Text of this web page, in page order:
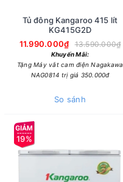
Tủ đông Kangaroo 415 lít
KG415G2D
11.990.000₫
13.590.000₫
Khuyến Mãi:
Tặng Máy vắt cam điện Nagakawa
NAG0814 trị giá 350.000đ
So sánh
19%